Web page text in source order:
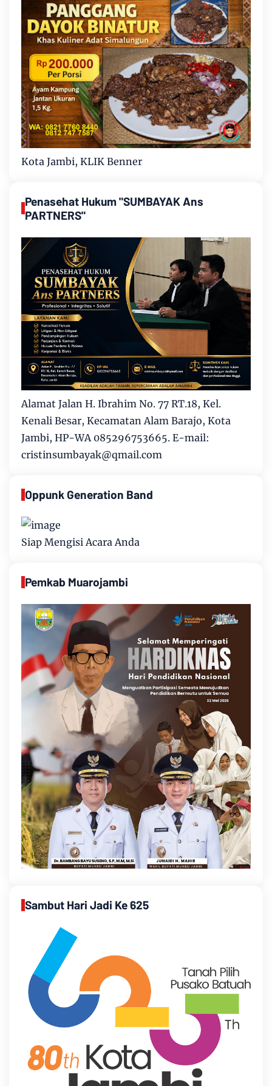
Kota Jambi, KLIK Benner
Penasehat Hukum "SUMBAYAK Ans
PARTNERS"
Alamat Jalan H. Ibrahim No. 77 RT.18, Kel.
Kenali Besar, Kecamatan Alam Barajo, Kota
Jambi, HP-WA 085296753665. E-mail:
cristinsumbayak@qmail.com
Oppunk Generation Band
Siap Mengisi Acara Anda
Pemkab Muarojambi
Sambut Hari Jadi Ke 625